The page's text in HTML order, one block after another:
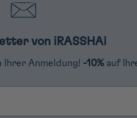
von iRASSHAi
Ihrer Anmeldung! -10% auf